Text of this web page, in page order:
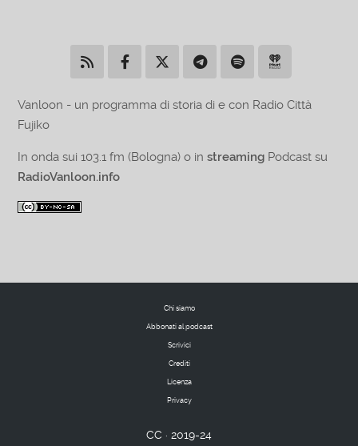
Vanloon - un programma di storia di e con Radio Città
Fujiko
In onda sui 103.1 fm (Bologna) o instreaming Podcast su
RadioVanloon.info
CC · 2019-24
Chi siamo
Abbonati al podcast
Scrivici
Crediti
Licenza
Privacy